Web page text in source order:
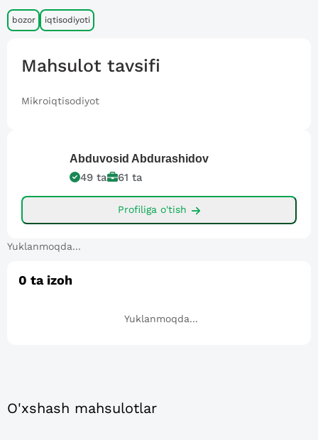
bozor iqtisodiyoti
Mahsulot tavsifi
Mikroiqtisodiyot
Abduvosid Abdurashidov
49 ta 61 ta
Profiliga o'tish
Yuklanmoqda...
0 ta izoh
Yuklanmoqda...
O'xshash mahsulotlar